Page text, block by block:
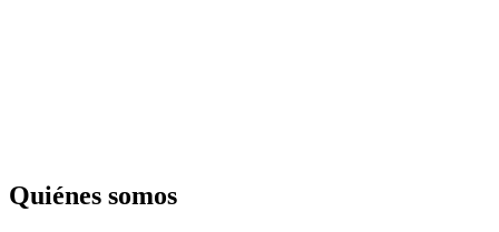
Quiénes somos